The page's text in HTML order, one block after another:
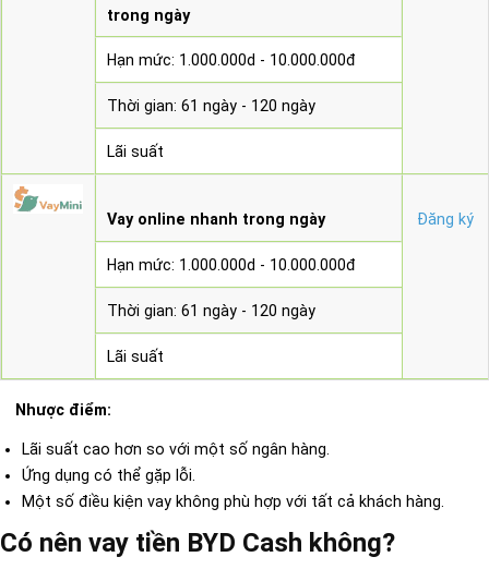
trong ngày
Hạn mức: 1.000.000d - 10.000.000đ
Thời gian: 61 ngày - 120 ngày
Lãi suất
Vay online nhanh trong ngày Đăng ký
Hạn mức: 1.000.000d - 10.000.000đ
Thời gian: 61 ngày - 120 ngày
Lãi suất
Nhược điểm:
Lãi suất cao hơn so với một số ngân hàng.
Ứng dụng có thể gặp lỗi.
Một số điều kiện vay không phù hợp với tất cả khách hàng.
Có nên vay tiền BYD Cash không?